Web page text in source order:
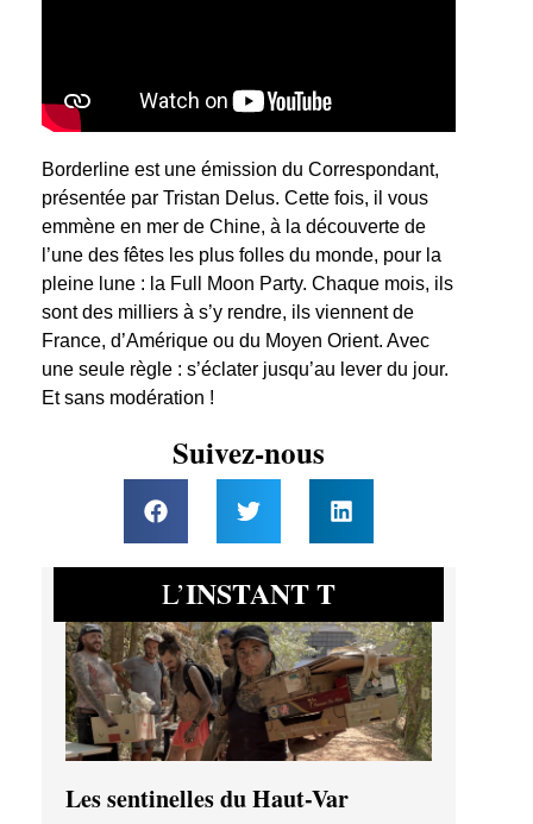
Borderline est une émission du Correspondant,
présentée par Tristan Delus. Cette fois, il vous
emmène en mer de Chine, à la découverte de
l’une des fêtes les plus folles du monde, pour la
pleine lune : la Full Moon Party. Chaque mois, ils
sont des milliers à s’y rendre, ils viennent de
France, d’Amérique ou du Moyen Orient. Avec
une seule règle : s’éclater jusqu’au lever du jour.
Et sans modération !
Suivez-nous
L’INSTANT T
Les sentinelles du Haut-Var